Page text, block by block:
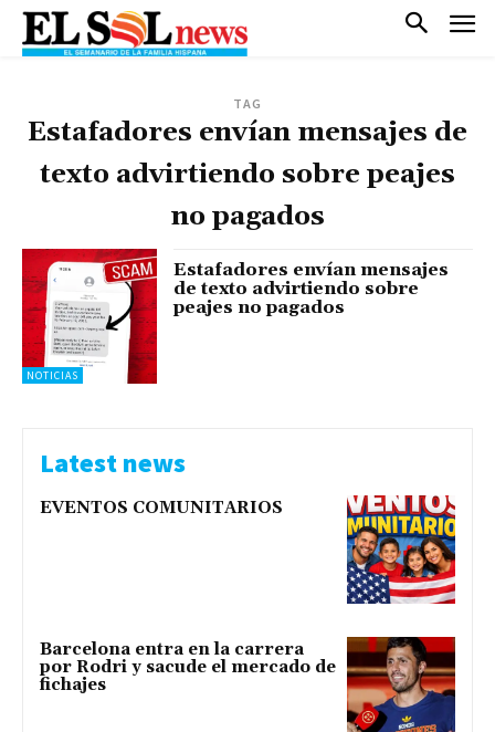
TAG
Estafadores envían mensajes de
texto advirtiendo sobre peajes
no pagados
NOTICIAS
Estafadores envían mensajes
de texto advirtiendo sobre
peajes no pagados
Latest news
EVENTOS COMUNITARIOS
Barcelona entra en la carrera
por Rodri y sacude el mercado de
fichajes